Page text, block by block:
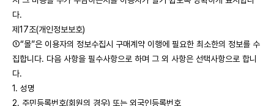
다.
제17조(개인정보보호)
①“몰”은 이용자의 정보수집시 구매계약 이행에 필요한 최소한의 정보를 수
집합니다. 다음 사항을 필수사항으로 하며 그 외 사항은 선택사항으로 합니
다.
1. 성명
2. 주민등록번호(회원의 경우) 또는 외국인등록번호